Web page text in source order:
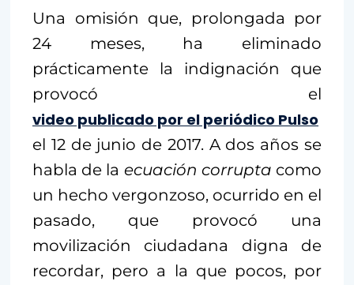
Una omisión que, prolongada por
24 meses, ha eliminado
prácticamente la indignación que
provocó el
video publicado por el periódico Pulso
el 12 de junio de 2017. A dos años se
habla de la ecuación corrupta como
un hecho vergonzoso, ocurrido en el
pasado, que provocó una
movilización ciudadana digna de
recordar, pero a la que pocos, por